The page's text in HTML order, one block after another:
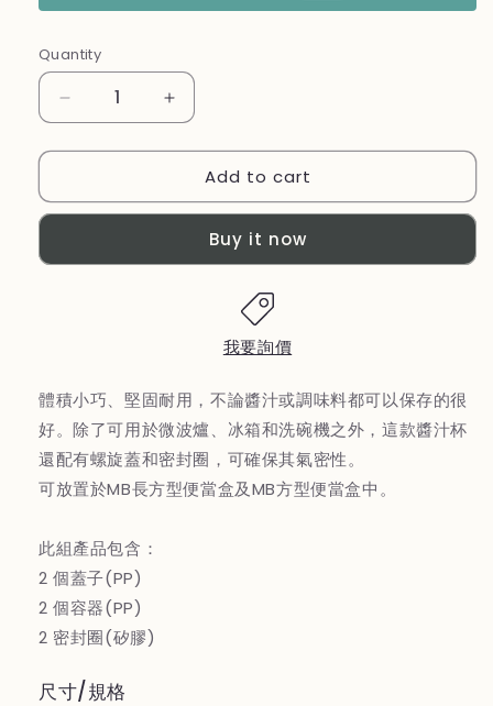
Quantity
Decrease
quantity
for
國
【MONBENTO】
杯
－
粉/
白
Increase
quantity
for
國
【MONBENTO】
－
粉/
白
Add to cart
Buy it now
我要詢價
體積小巧、堅固耐用，不論醬汁或調味料都可以保存的很
好。除了可用於微波爐、冰箱和洗碗機之外，這款醬汁杯
還配有螺旋蓋和密封圈，可確保其氣密性。
可放置於MB長方型便當盒及MB方型便當盒中。
此組產品包含：
2 個蓋子(PP)
2 個容器(PP)
2 密封圈(矽膠)
尺寸/規格